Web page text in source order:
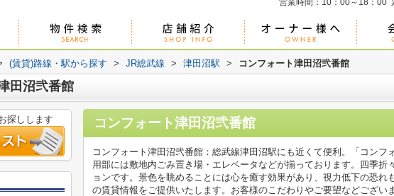
営業時間：10：00～18：00
(賃貸)路線・駅から探す > JR総武線 > 津田沼駅 > コンフォート津田沼弐番館
田沼弐番館
コンフォート津田沼弐番館
コンフォート津田沼弐番館：総武線津田沼駅にも近くて便利。「コン
用部には敷地内ごみ置き場・エレベータなどが揃っております。四季折
ョンです。景色を眺めることには心を癒す効果があり、視力低下の恐
の賃貸情報をご提供いたします。お客様のこだわりやご要望などござい
探しします